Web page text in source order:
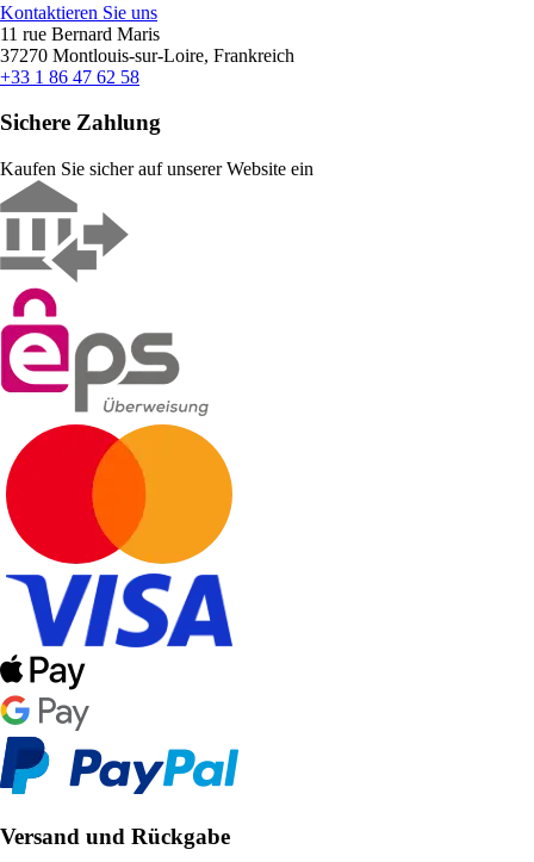
Kontaktieren Sie uns
11 rue Bernard Maris
37270 Montlouis-sur-Loire, Frankreich
+33 1 86 47 62 58
Sichere Zahlung
Kaufen Sie sicher auf unserer Website ein
Versand und Rückgabe